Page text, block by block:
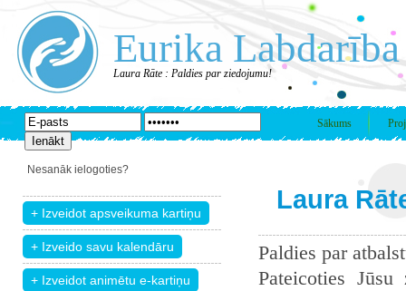
Eurika Labdarība
Laura Rāte : Paldies par ziedojumu!
Sākums
Nesanāk ielogoties?
Laura
Paldies par
Pateicoties